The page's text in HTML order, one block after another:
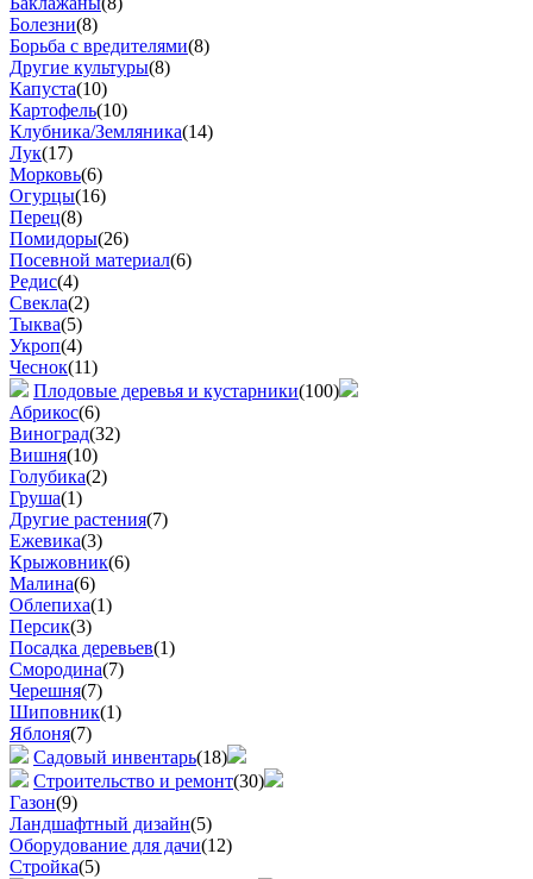
Болезни(8)
Борьба с вредителями(8)
Другие культуры(8)
Капуста(10)
Картофель(10)
Клубника/Земляника(14)
Лук(17)
Морковь(6)
Огурцы(16)
Перец(8)
Помидоры(26)
Посевной материал(6)
Редис(4)
Свекла(2)
Тыква(5)
Укроп(4)
Чеснок(11)
Плодовые деревья и кустарники(100)
Абрикос(6)
Виноград(32)
Вишня(10)
Голубика(2)
Груша(1)
Другие растения(7)
Ежевика(3)
Крыжовник(6)
Малина(6)
Облепиха(1)
Персик(3)
Посадка деревьев(1)
Смородина(7)
Черешня(7)
Шиповник(1)
Яблоня(7)
Садовый инвентарь(18)
Строительство и ремонт(30)
Газон(9)
Ландшафтный дизайн(5)
Оборудование для дачи(12)
Стройка(5)